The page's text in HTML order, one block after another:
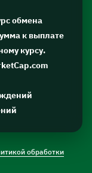
обмена
к выплате
курсу.
обработки